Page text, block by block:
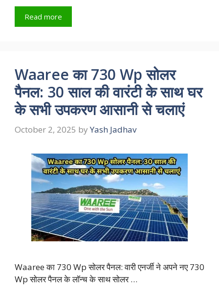
Read more
Waaree का 730 Wp सोलर
पैनल: 30 साल की वारंटी के साथ घर
के सभी उपकरण आसानी से चलाएं
October 2, 2025 by Yash Jadhav
Waaree का 730 Wp सोलर पैनल: वारी एनर्जी ने अपने नए 730
Wp सोलर पैनल के लॉन्च के साथ सोलर …